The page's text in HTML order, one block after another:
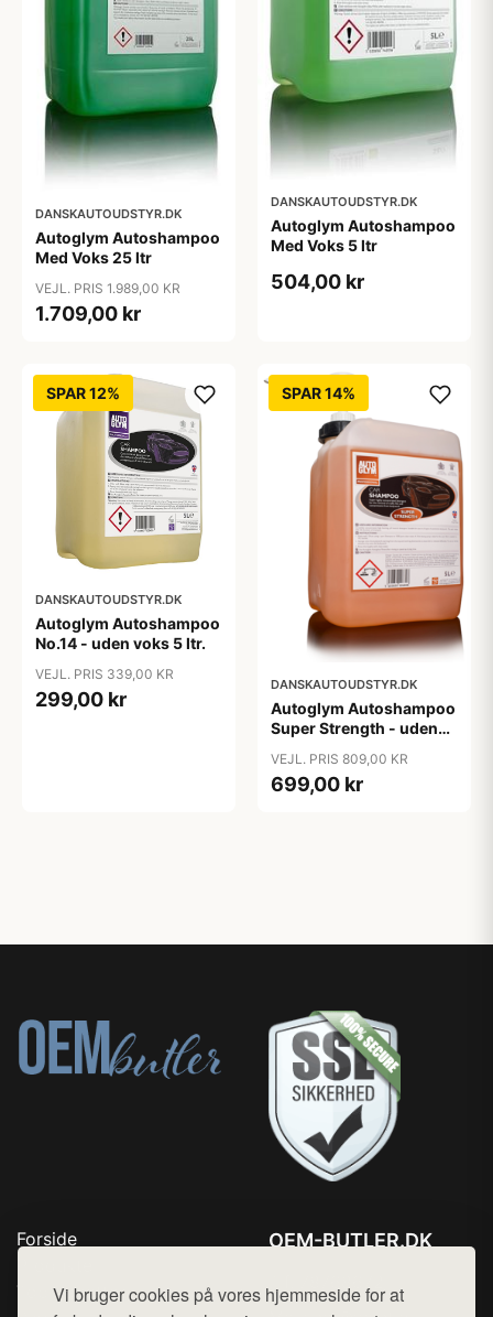
Vi bruger cookies på vores hjemmeside for at
DANSKAUTOUDSTYR.DK
Autoglym Autoshampoo
Med Voks 25 ltr
VEJL. PRIS 1.989,00 KR
1.709,00 kr
DANSKAUTOUDSTYR.DK
Autoglym Autoshampoo
Med Voks 5 ltr
504,00 kr
SPAR 12%
DANSKAUTOUDSTYR.DK
Autoglym Autoshampoo
No.14 - uden voks 5 ltr.
VEJL. PRIS 339,00 KR
299,00 kr
SPAR 14%
DANSKAUTOUDSTYR.DK
Autoglym Autoshampoo
Super Strength - uden
VEJL. PRIS 809,00 KR
699,00 kr
Forside
Top Rabatter
OEM-BUTLER.DK